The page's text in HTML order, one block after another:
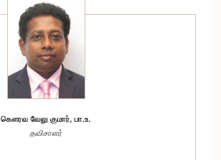
கௌரவ வேலு குமார், பா.உ.
தவிசாளர்